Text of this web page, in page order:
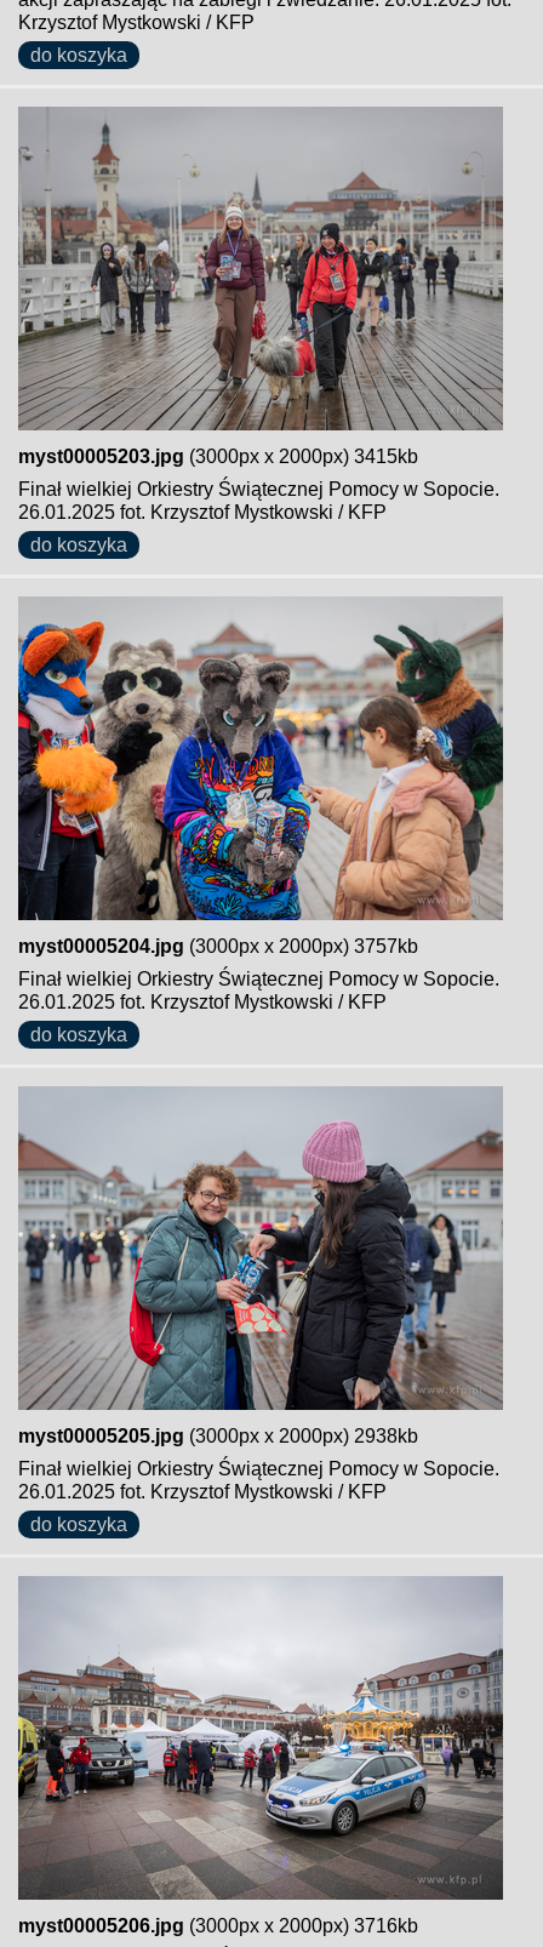
Krzysztof Mystkowski / KFP
do koszyka
myst00005203.jpg (3000px x 2000px) 3415kb
Finał wielkiej Orkiestry Świątecznej Pomocy w Sopocie.
26.01.2025 fot. Krzysztof Mystkowski / KFP
do koszyka
myst00005204.jpg (3000px x 2000px) 3757kb
Finał wielkiej Orkiestry Świątecznej Pomocy w Sopocie.
26.01.2025 fot. Krzysztof Mystkowski / KFP
do koszyka
myst00005205.jpg (3000px x 2000px) 2938kb
Finał wielkiej Orkiestry Świątecznej Pomocy w Sopocie.
26.01.2025 fot. Krzysztof Mystkowski / KFP
do koszyka
myst00005206.jpg (3000px x 2000px) 3716kb